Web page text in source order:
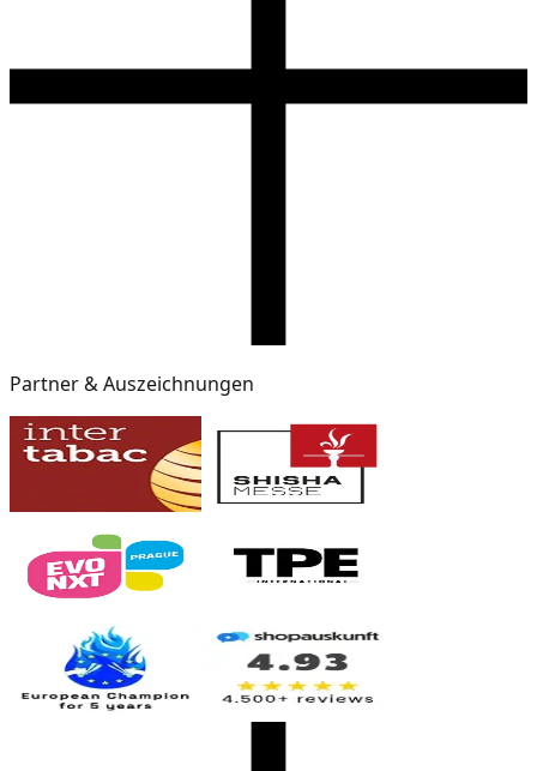
Partner & Auszeichnungen